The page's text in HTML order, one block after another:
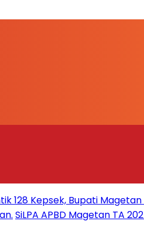
128 Kepsek, Bupati
SiLPA APBD Magetan TA